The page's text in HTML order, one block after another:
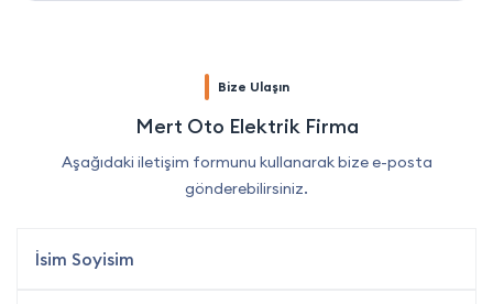
Bize Ulaşın
Mert Oto Elektrik Firma
Aşağıdaki iletişim formunu kullanarak bize e-posta
gönderebilirsiniz.